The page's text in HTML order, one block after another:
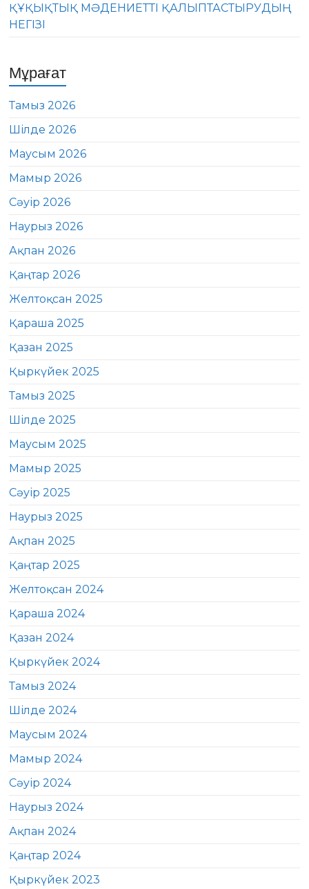
ҚҰҚЫҚТЫҚ МӘДЕНИЕТТІ ҚАЛЫПТАСТЫРУДЫҢ
НЕГІЗІ
Мұрағат
Тамыз 2026
Шілде 2026
Маусым 2026
Мамыр 2026
Сәуір 2026
Наурыз 2026
Ақпан 2026
Қаңтар 2026
Желтоқсан 2025
Қараша 2025
Қазан 2025
Қыркүйек 2025
Тамыз 2025
Шілде 2025
Маусым 2025
Мамыр 2025
Сәуір 2025
Наурыз 2025
Ақпан 2025
Қаңтар 2025
Желтоқсан 2024
Қараша 2024
Қазан 2024
Қыркүйек 2024
Тамыз 2024
Шілде 2024
Маусым 2024
Мамыр 2024
Сәуір 2024
Наурыз 2024
Ақпан 2024
Қаңтар 2024
Қыркүйек 2023